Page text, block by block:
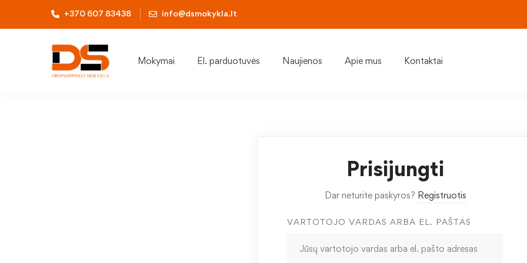
+370 607 83438 info@dsmokykla.lt
Mokymai El. parduotuvės Naujienos Apie mus Kontaktai
Prisijungti
Dar neturite paskyros? Registruotis
VARTOTOJO VARDAS ARBA EL. PAŠTAS